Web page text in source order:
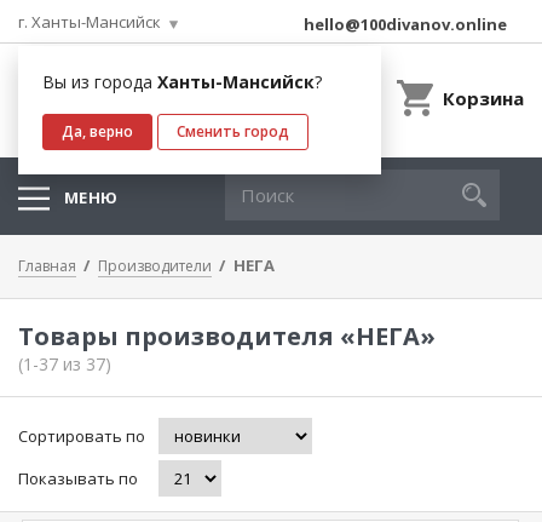
г. Ханты-Мансийск
Вы из города Ханты-Мансийск?
Да, верно Сменить город
hello@100divanov.online
Корзина
МЕНЮ
Главная Производители НЕГА
Товары производителя «НЕГА»
(1-37 из 37)
Сортировать по
Показывать по